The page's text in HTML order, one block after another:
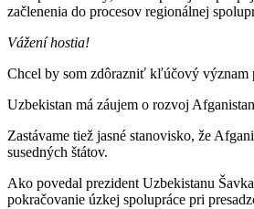
začlenenia do procesov regionálnej
Vážení hostia!
Chcel by som zdôrazniť kľúčový význam
Uzbekistan má záujem o rozvoj
Zastávame tiež jasné stanovisko, že
susedných štátov.
Ako povedal prezident Uzbekistanu
pokračovanie úzkej spolupráce pri